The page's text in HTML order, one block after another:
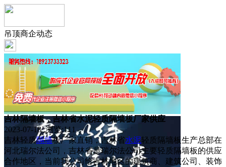
吊顶商企动态
吉林隔墙板，吉林省水泥轻质隔墙板厂家供应
2023-07-18 浏览:111
吉林轻质隔墙板厂家直销，吉林省水泥轻质隔墙板生产总部在
河北瑞尔法公司，吉林省是瑞尔法公司主要轻质隔墙板的供应
合作地区，当前我公司给吉林地区的建筑商、建筑公司、装饰